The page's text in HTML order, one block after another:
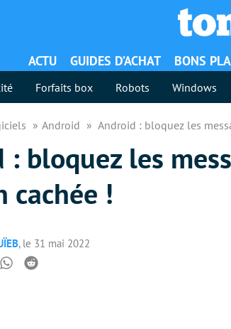
ACTU GUIDES D’ACHAT BONS
Forfaits box Robots Windows
Android Android : bloquez les
bloquez les
cachée !
, le 31 mai 2022
Whatsapp
Reddit